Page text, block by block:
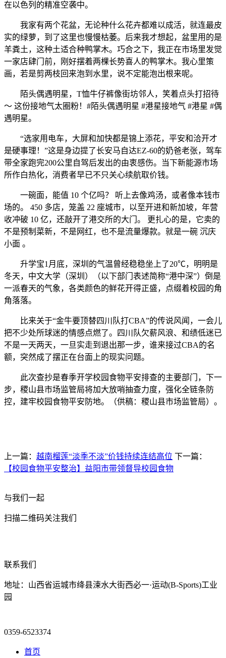
在以色列的精准空袭中。
我家有两个花盆，无论种什么花卉都难以成活，就连最皮
实的绿萝，到了这里也慢慢枯萎。后来我才想起，盆里用的是
羊粪土，这种土适合种鸭掌木。巧合之下，我正在市场里发觉
一家店肆门前，刚好摆着两棵长势喜人的鸭掌木。我心里策
画，若是剪两枝回来泡到水里，说不定能泡出根来呢。
陌头偶遇明星，T恤牛仔裤像街坊邻人，笑着点头打招待
～ 这份接地气太圈粉！#陌头偶遇明星 #港星接地气 #港星 #偶
遇明星。
“选家用电车，大屏和加快都是锦上添花，平安和洽开才
是硬事理！”这是身边提了长安马自达EZ-60的奶爸老张，驾车
带全家跑完200公里自驾后发出的由衷感伤。当下新能源市场
所作白热化，消费者早已不只关心续航取价钱。
一碗面，能值 10 个亿吗？ 听上去像鸡汤，或者像本钱市
场的。 450 多店，笼盖 22 座城市，以至开进和新加坡，年营
收冲破 10 亿，还敲开了港交所的大门。 更扎心的是，它卖的
不是预制菜新，不是网红，也不是流量爆款。就是一碗 沉庆
小面 。
升学宝1月底，深圳的气温曾经稳稳坐上了20℃，明明是
冬天，中文大学（深圳）（以下部门表述简称“港中深”）倒是
一派春天的气象，各类颜色的鲜花开得正盛，点缀着校园的角
角落落。
比来关于“金牛要顶替四川队打CBA”的传说风闻，一会儿
把不少处所球迷的情感点燃了。四川队欠薪风浪、和绩低迷已
不是一天两天，一旦实走到退出那一步，谁来接过CBA的名
额，突然成了摆正在台面上的现实问题。
此次查抄是春季开学校园食物平安排查的主要部门，下一
步，稷山县市场监管局将加大放哨抽查力度，强化全链条防
控，建牢校园食物平安防地。（供稿：稷山县市场监管局）。
上一篇： 越南榴莲“淡季不淡”价钱持续连结高位 下一篇：
【校园食物平安整治】益阳市带领督导校园食物
与我们一起
扫描二维码关注我们
联系我们
地址：山西省运城市绛县涑水大街西必一·运动(B-Sports)工业
园
0359-6523374
首页